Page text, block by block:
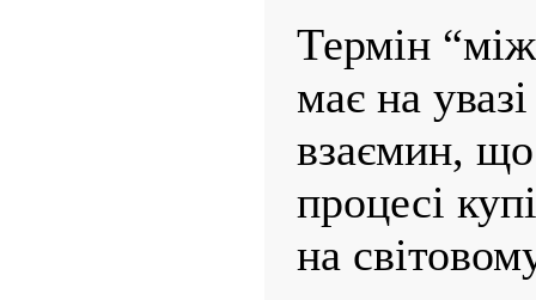
Термін
має на
взаємин,
процесі
на